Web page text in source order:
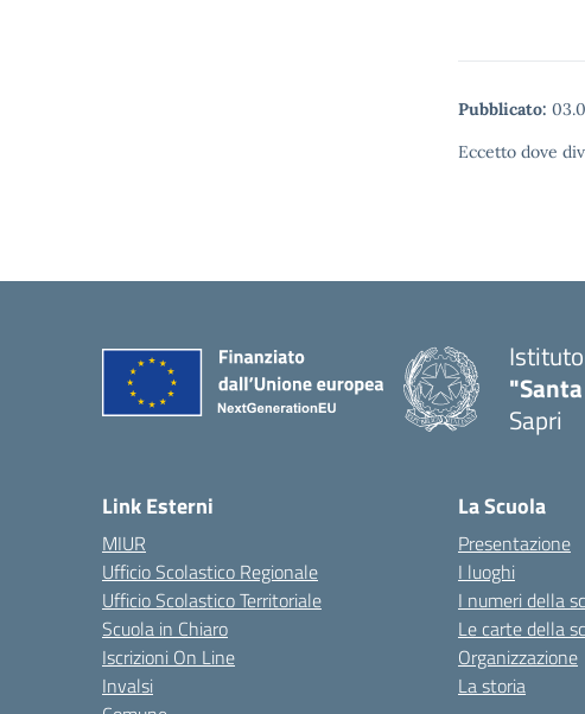
Pubblicato:
Eccetto dove
Sapri
Link Esterni
MIUR
Ufficio Scolastico Regionale
Ufficio Scolastico Territoriale
Scuola in Chiaro
Iscrizioni On Line
Invalsi
La Scuola
Presentazione
I luoghi
I numeri della
Le carte della
Organizzazione
La storia